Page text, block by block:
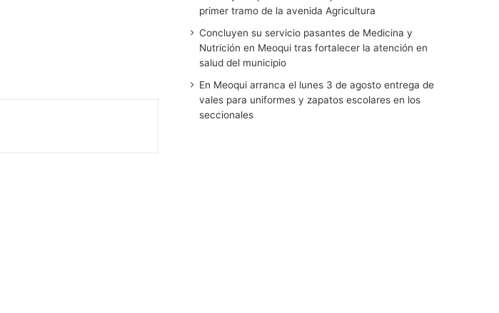
primer tramo de la avenida Agricultura
Concluyen su servicio pasantes de Medicina y
Nutrición en Meoqui tras fortalecer la atención en
salud del municipio
En Meoqui arranca el lunes 3 de agosto entrega de
vales para uniformes y zapatos escolares en los
seccionales